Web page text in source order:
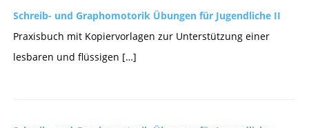
Schreib- und Graphomotorik Übungen für Jugendliche II
Praxisbuch mit Kopiervorlagen zur Unterstützung einer
lesbaren und flüssigen […]